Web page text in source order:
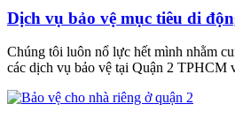
Dịch vụ bảo vệ mục tiêu di
Chúng tôi luôn nổ lực hết mình nhằm
các dịch vụ bảo vệ tại Quận 2 TPHCM